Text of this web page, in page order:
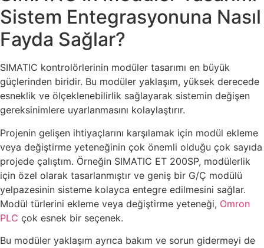
Sistem Entegrasyonuna Nasıl
Fayda Sağlar?
SIMATIC kontrolörlerinin modüler tasarımı en büyük
güçlerinden biridir. Bu modüler yaklaşım, yüksek derecede
esneklik ve ölçeklenebilirlik sağlayarak sistemin değişen
gereksinimlere uyarlanmasını kolaylaştırır.
Projenin gelişen ihtiyaçlarını karşılamak için modül ekleme
veya değiştirme yeteneğinin çok önemli olduğu çok sayıda
projede çalıştım. Örneğin SIMATIC ET 200SP, modülerlik
için özel olarak tasarlanmıştır ve geniş bir G/Ç modülü
yelpazesinin sisteme kolayca entegre edilmesini sağlar.
Modül türlerini ekleme veya değiştirme yeteneği, Omron
PLC çok esnek bir seçenek.
Bu modüler yaklaşım ayrıca bakım ve sorun gidermeyi de